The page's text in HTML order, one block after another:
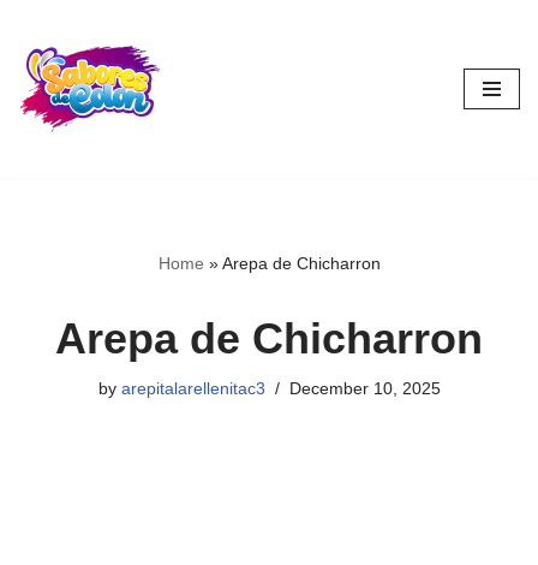
Skip
to
content
Home »Arepa de Chicharron
Arepa de Chicharron
by arepitalarellenitac3 December 10, 2025